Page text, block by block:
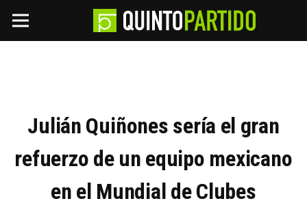
Julián Quiñones sería el gran
refuerzo de un equipo mexicano
en el Mundial de Clubes